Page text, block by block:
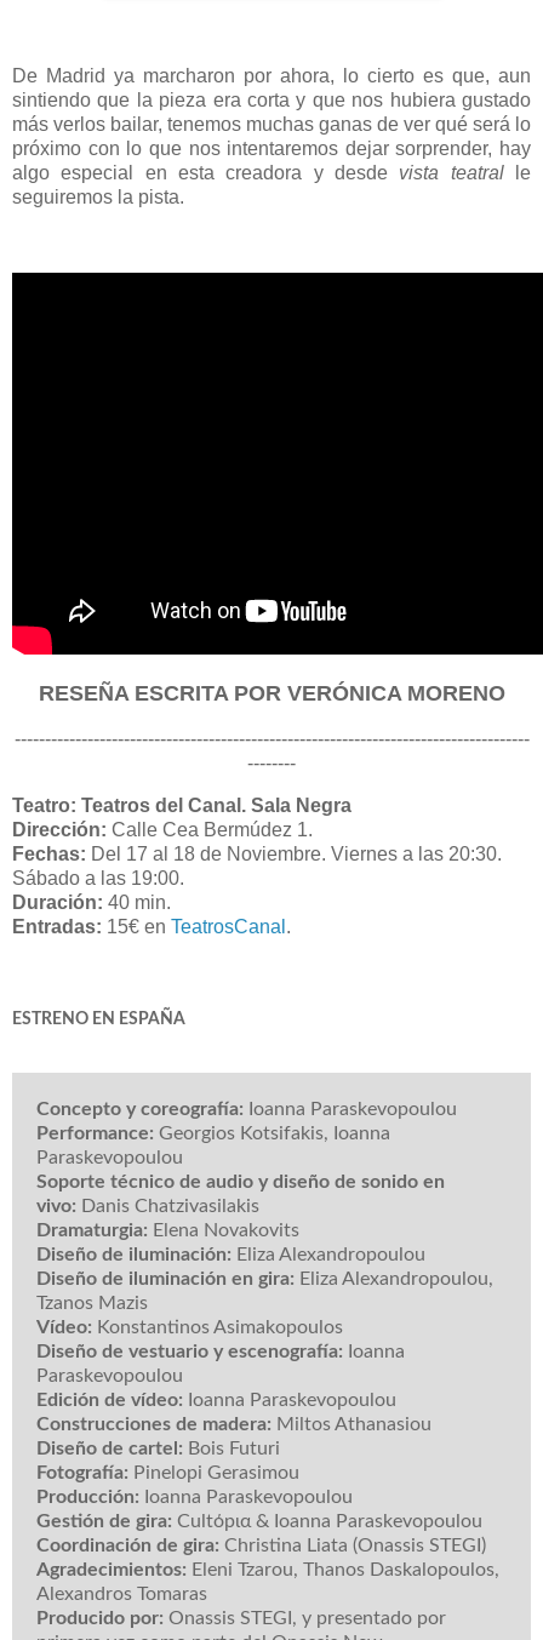
De Madrid ya marcharon por ahora, lo cierto es que, aun
sintiendo que la pieza era corta y que nos hubiera gustado
más verlos bailar, tenemos muchas ganas de ver qué será lo
próximo con lo que nos intentaremos dejar sorprender, hay
algo especial en esta creadora y desde vista teatralle
seguiremos la pista.
RESEÑA ESCRITA POR VERÓNICA MORENO
-------------------------------------------------------------------------------------
--------
Teatro: Teatros del Canal. Sala Negra
Dirección: Calle Cea Bermúdez 1.
Fechas: Del 17 al 18 de Noviembre. Viernes a las 20:30.
Sábado a las 19:00.
Duración: 40 min.
Entradas: 15€ en TeatrosCanal .
ESTRENO EN ESPAÑA
Concepto y coreografía: Ioanna Paraskevopoulou
Performance: Georgios Kotsifakis, Ioanna
Paraskevopoulou
Soporte técnico de audio y diseño de sonido en
vivo: Danis Chatzivasilakis
Dramaturgia: Elena Novakovits
Diseño de iluminación: Eliza Alexandropoulou
Diseño de iluminación en gira: Eliza Alexandropoulou,
Tzanos Mazis
Vídeo: Konstantinos Asimakopoulos
Diseño de vestuario y escenografía: Ioanna
Paraskevopoulou
Edición de vídeo: Ioanna Paraskevopoulou
Construcciones de madera: Miltos Athanasiou
Diseño de cartel: Bois Futuri
Fotografía: Pinelopi Gerasimou
Producción: Ioanna Paraskevopoulou
Gestión de gira: Cultόpια & Ioanna Paraskevopoulou
Coordinación de gira: Christina Liata (Onassis STEGI)
Agradecimientos: Eleni Tzarou, Thanos Daskalopoulos,
Alexandros Tomaras
Producido por: Onassis STEGI, y presentado por